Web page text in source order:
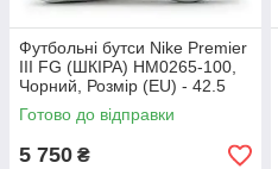
Футбольні бутси Nike Premier
III FG (ШКІРА) HM0265-100,
Чорний, Розмір (EU) - 42.5
Готово до відправки
5 750 ₴